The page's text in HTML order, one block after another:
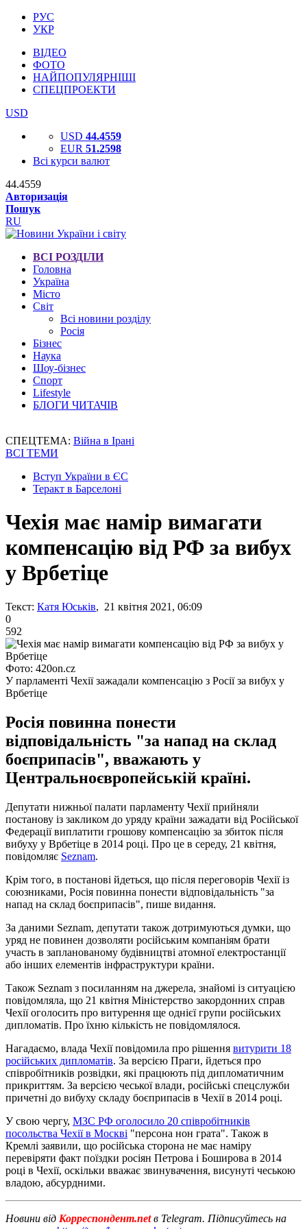
РУС
УКР
ВІДЕО
ФОТО
НАЙПОПУЛЯРНІШІ
СПЕЦПРОЕКТИ
USD
USD 44.4559
EUR 51.2598
Всі курси валют
44.4559
Авторизація
Пошук
RU
ВСІ РОЗДІЛИ
Головна
Україна
Місто
Світ
Всі новини розділу
Росія
Бізнес
Наука
Шоу-бізнес
Спорт
Lifestyle
БЛОГИ ЧИТАЧІВ
СПЕЦТЕМА: Війна в Ірані
ВСІ ТЕМИ
Вступ України в ЄС
Теракт в Барселоні
Чехія має намір вимагати
компенсацію від РФ за вибух
у Врбетіце
Текст: Катя Юськів, 21 квітня 2021, 06:09
0
592
Фото: 420on.cz
У парламенті Чехії зажадали компенсацію з Росії за вибух у
Врбетіце
Росія повинна понести
відповідальність "за напад на склад
боєприпасів", вважають у
Центральноєвропейській країні.
Депутати нижньої палати парламенту Чехії прийняли
постанову із закликом до уряду країни зажадати від Російської
Федерації виплатити грошову компенсацію за збиток після
вибуху у Врбетіце в 2014 році. Про це в середу, 21 квітня,
повідомляє Seznam.
Крім того, в постанові йдеться, що після переговорів Чехії із
союзниками, Росія повинна понести відповідальність "за
напад на склад боєприпасів", пише видання.
За даними Seznam, депутати також дотримуються думки, що
уряд не повинен дозволяти російським компаніям брати
участь в запланованому будівництві атомної електростанції
або інших елементів інфраструктури країни.
Також Seznam з посиланням на джерела, знайомі із ситуацією
повідомляла, що 21 квітня Міністерство закордонних справ
Чехії оголосить про витурення ще однієї групи російських
дипломатів. Про їхню кількість не повідомлялося.
Нагадаємо, влада Чехії повідомила про рішення витурити 18
російських дипломатів. За версією Праги, йдеться про
співробітників розвідки, які працюють під дипломатичним
прикриттям. За версією чеської влади, російські спецслужби
причетні до вибуху складу боєприпасів в Чехії в 2014 році.
У свою чергу, МЗС РФ оголосило 20 співробітників
посольства Чехії в Москві "персона нон грата". Також в
Кремлі заявили, що російська сторона не має наміру
перевіряти факт поїздки росіян Петрова і Боширова в 2014
році в Чехії, оскільки вважає звинувачення, висунуті чеською
владою, абсурдними.
Новини від Корреспондент.netв Telegram. Підписуйтесь на